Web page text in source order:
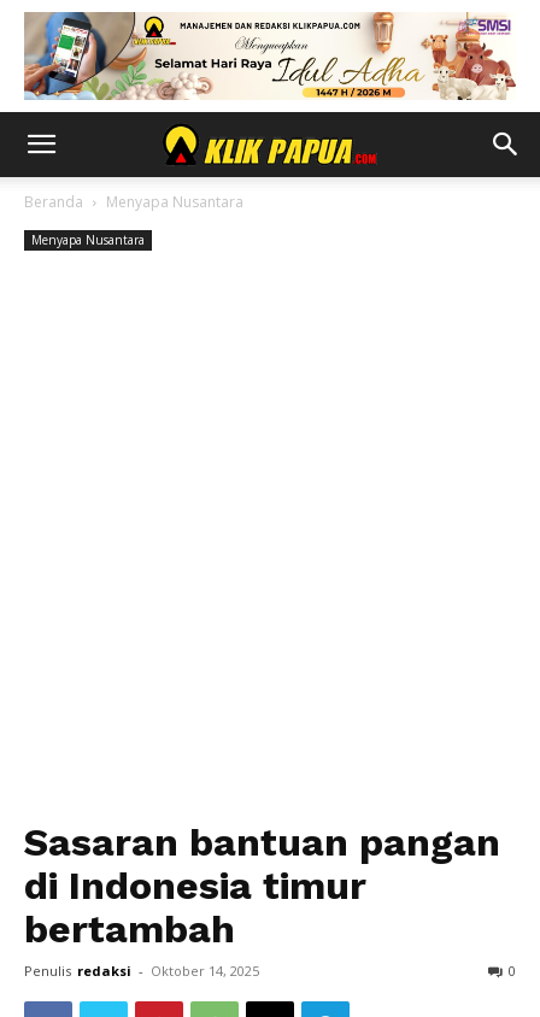
Beranda Menyapa Nusantara
Menyapa Nusantara
Sasaran bantuan pangan
di Indonesia timur
bertambah
Penulis redaksi - Oktober 14, 2025 0